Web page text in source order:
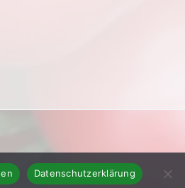
Datenschutzerklärung